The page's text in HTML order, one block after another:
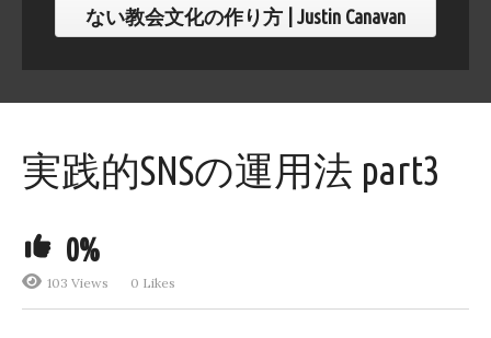
ない教会文化の作り方 | Justin Canavan
実践的SNSの運用法 part3
0%
103 Views 0 Likes